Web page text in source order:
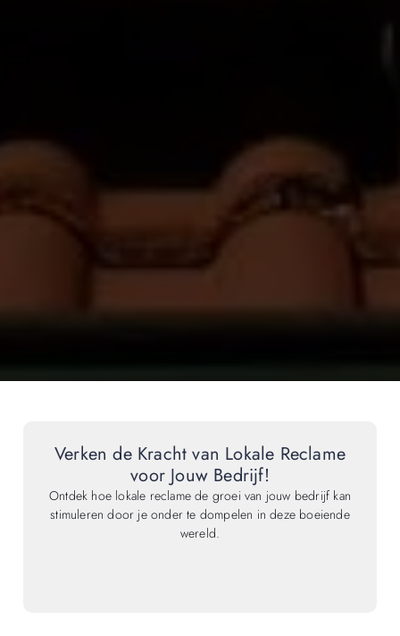
Verken de Kracht van Lokale Reclame
voor Jouw Bedrijf!
Ontdek hoe lokale reclame de groei van jouw bedrijf kan
stimuleren door je onder te dompelen in deze boeiende
wereld.